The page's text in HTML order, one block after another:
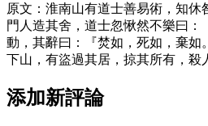
原文：淮南山有道士善易術，知
門人造其舍，道士忽愀然不樂曰：
動，其辭曰：『焚如，死如，棄如
下山，有盜過其居，掠其所有，殺
添加新評論